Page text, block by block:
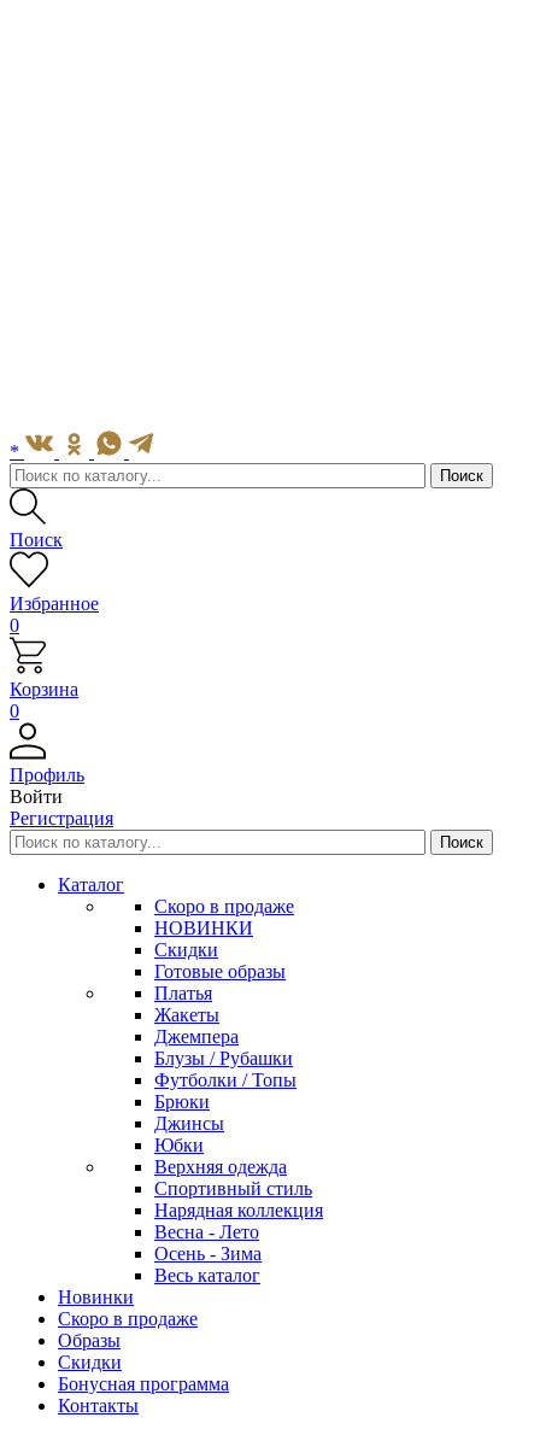
*
Поиск
Избранное
0
Корзина
0
Профиль
Войти
Регистрация
Каталог
Скоро в продаже
НОВИНКИ
Скидки
Готовые образы
Платья
Жакеты
Джемпера
Блузы / Рубашки
Футболки / Топы
Брюки
Джинсы
Юбки
Верхняя одежда
Спортивный стиль
Нарядная коллекция
Весна - Лето
Осень - Зима
Весь каталог
Новинки
Скоро в продаже
Образы
Скидки
Бонусная программа
Контакты